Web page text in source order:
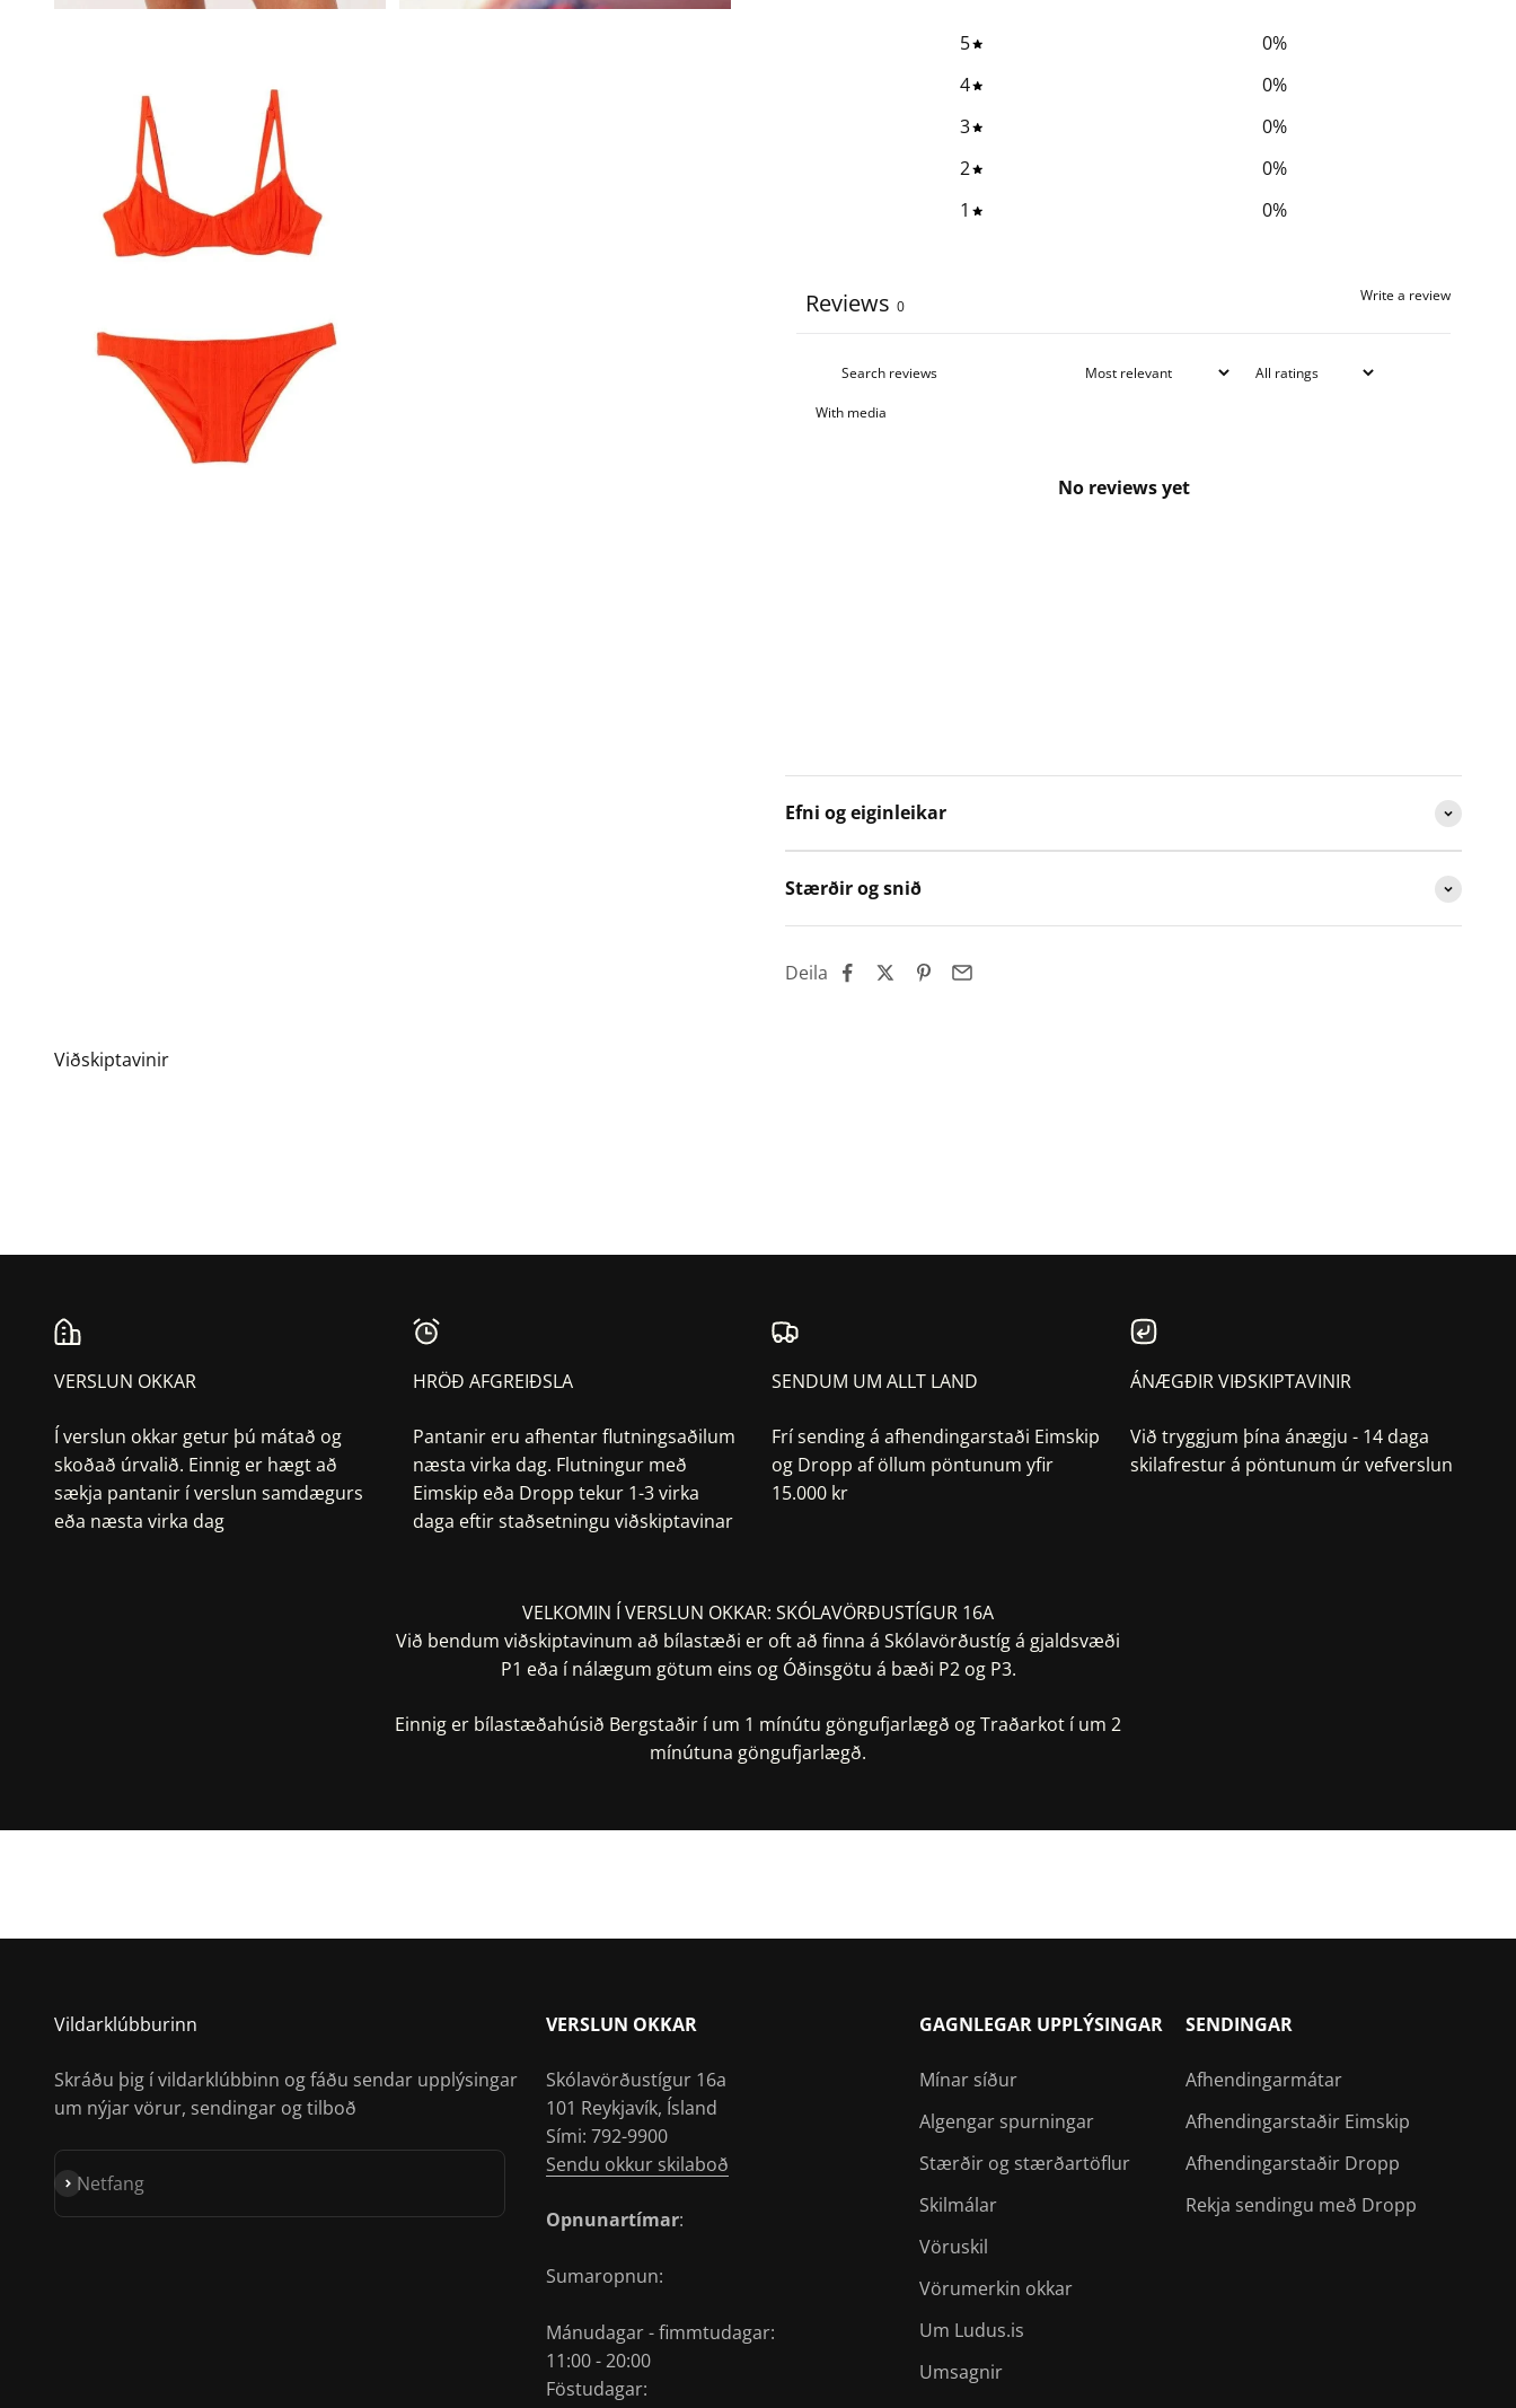
5 0%
4
0%
3
0%
2
0%
1
0%
Write a review
Reviews 0
With media
No reviews yet
Efni og eiginleikar
Stærðir og snið
Deila
VERSLUN OKKAR
Í verslun okkar getur þú mátað og
skoðað úrvalið. Einnig er hægt að
sækja pantanir í verslun samdægurs
eða næsta virka dag
HRÖÐ AFGREIÐSLA
Pantanir eru afhentar flutningsaðilum
næsta virka dag. Flutningur með
Eimskip eða Dropp tekur 1-3 virka
daga eftir staðsetningu viðskiptavinar
SENDUM UM ALLT LAND
Frí sending á afhendingarstaði Eimskip
og Dropp af öllum pöntunum yfir
15.000 kr
ÁNÆGÐIR VIÐSKIPTAVINIR
Við tryggjum þína ánægju - 14 daga
skilafrestur á pöntunum úr vefverslun
VELKOMIN Í VERSLUN OKKAR: SKÓLAVÖRÐUSTÍGUR 16A
Við bendum viðskiptavinum að bílastæði er oft að finna á Skólavörðustíg á gjaldsvæði
P1 eða í nálægum götum eins og Óðinsgötu á bæði P2 og P3.
Einnig er bílastæðahúsið Bergstaðir í um 1 mínútu göngufjarlægð og Traðarkot í um 2
mínútuna göngufjarlægð.
Vildarklúbburinn
Skráðu þig í vildarklúbbinn og fáðu sendar upplýsingar
um nýjar vörur, sendingar og tilboð
Netfang
Skrá á póstlista
VERSLUN OKKAR
Skólavörðustígur 16a
101 Reykjavík, Ísland
Sími: 792-9900
Sendu okkur skilaboð
Opnunartímar:
Sumaropnun:
Mánudagar - fimmtudagar:
11:00 - 20:00
Föstudagar:
GAGNLEGAR UPPLÝSINGAR
Mínar síður
Algengar spurningar
Stærðir og stærðartöflur
Skilmálar
Vöruskil
Vörumerkin okkar
Um Ludus.is
Umsagnir
SENDINGAR
Afhendingarmátar
Afhendingarstaðir Eimskip
Afhendingarstaðir Dropp
Rekja sendingu með Dropp